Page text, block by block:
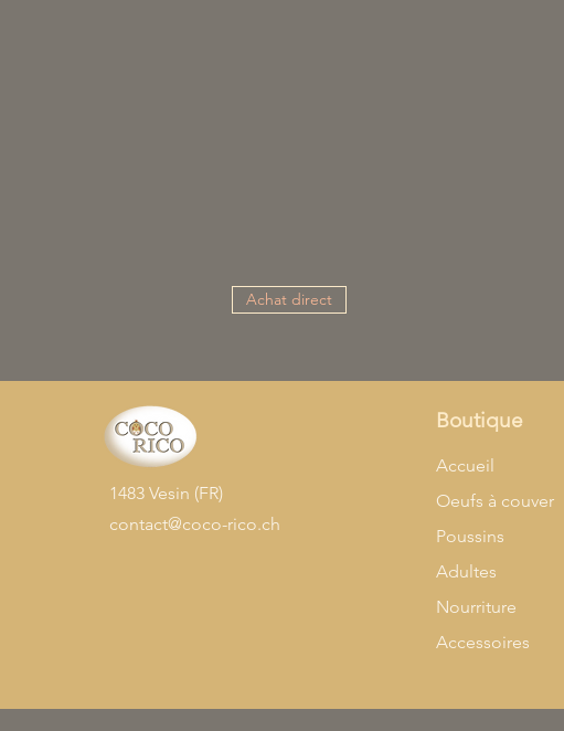
Achat direct
1483 Vesin (FR)
contact@coco-rico.ch
Boutique
Accueil
Oeufs à couver
Poussins
Adultes
Nourriture
Accessoires